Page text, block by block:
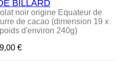
BILLARD
noir origine Equateur de
de cacao (dimension 19 x
d'environ 240g)
€Prix